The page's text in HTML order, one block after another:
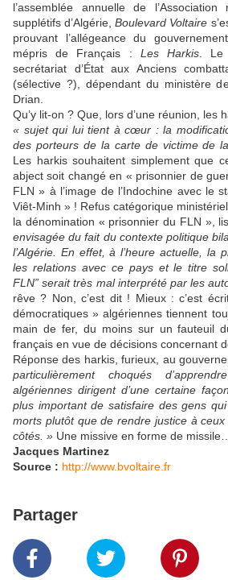
l’assemblée annuelle de
supplétifs d’Algérie,Boulevard Voltaire
prouvant l’allégeance du
mépris de Français : Les Harkis .
secrétariat d’État aux Anciens
(sélective ?), dépendant du ministère
Drian.
Qu’y lit-on ? Que, lors d’une réunion, les
« sujet qui lui tient à cœur : la
des porteurs de la carte de victime de
Les harkis souhaitent simplement que
abject soit changé en « prisonnier de
FLN » à l’image de l’Indochine avec le
Viêt-Minh » ! Refus catégorique
la dénomination « prisonnier du FLN »,
envisagée du fait du contexte politique
l’Algérie. En effet, à l’heure actuelle, la
les relations avec ce pays et le titre
FLN” serait très mal interprété par les
rêve ? Non, c’est dit ! Mieux : c’est
démocratiques » algériennes tiennent
main de fer, du moins sur un fauteuil
français en vue de décisions concernant
Réponse des harkis, furieux, au
particulièrement choqués
algériennes dirigent d’une certaine
plus important de satisfaire des gens
morts plutôt que de rendre justice à
côtés. » Une missive en forme de missile…
Jacques Martinez
Source : http://www.bvoltaire.fr
Partager